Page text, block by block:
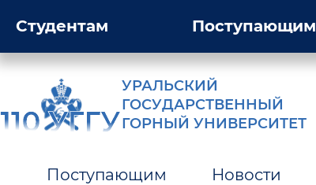
Студентам Поступающим
УРАЛЬСКИЙ
ГОСУДАРСТВЕННЫЙ
ГОРНЫЙ УНИВЕРСИТЕТ
Поступающим Новости